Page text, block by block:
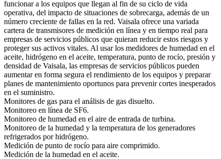
funcionar a los equipos que llegan al fin de su ciclo de vida
operativa, del impacto de situaciones de sobrecarga, además de un
número creciente de fallas en la red. Vaisala ofrece una variada
cartera de transmisores de medición en línea y en tiempo real para
empresas de servicios públicos que quieran reducir estos riesgos y
proteger sus activos vitales. Al usar los medidores de humedad en el
aceite, hidrógeno en el aceite, temperatura, punto de rocío, presión y
densidad de Vaisala, las empresas de servicios públicos pueden
aumentar en forma segura el rendimiento de los equipos y preparar
planes de mantenimiento oportunos para prevenir cortes inesperados
en el suministro.
Monitores de gas para el análisis de gas disuelto.
Monitoreo en línea de SF6.
Monitoreo de humedad en el aire de entrada de turbina.
Monitoreo de la humedad y la temperatura de los generadores
refrigerados por hidrógeno.
Medición de punto de rocío para aire comprimido.
Medición de la humedad en el aceite.